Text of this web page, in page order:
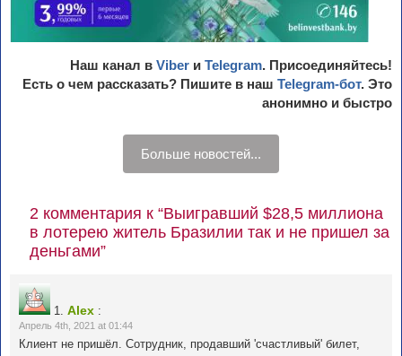
Наш канал в Viber и Telegram. Присоединяйтесь!
Есть о чем рассказать? Пишите в наш Telegram-бот. Это
анонимно и быстро
Больше новостей...
2 комментария к “Выигравший $28,5 миллиона
в лотерею житель Бразилии так и не пришел за
деньгами”
1. Alex :
Апрель 4th, 2021 at 01:44
Клиент не пришёл. Сотрудник, продавший 'счастливый' билет,